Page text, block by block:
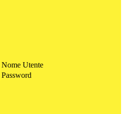
Nome Utente
Password